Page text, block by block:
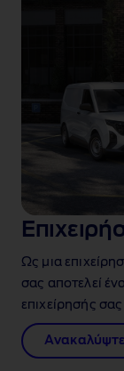
Ως μια
σας αποτελεί
επιχείρησής σας